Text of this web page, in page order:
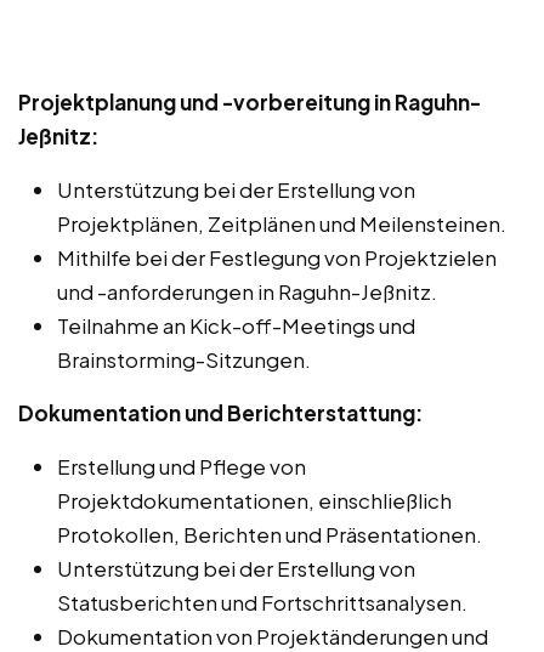
Projektplanung und -vorbereitung in Raguhn-
Jeßnitz:
Unterstützung bei der Erstellung von
Projektplänen, Zeitplänen und Meilensteinen.
Mithilfe bei der Festlegung von Projektzielen
und -anforderungen in Raguhn-Jeßnitz.
Teilnahme an Kick-off-Meetings und
Brainstorming-Sitzungen.
Dokumentation und Berichterstattung:
Erstellung und Pflege von
Projektdokumentationen, einschließlich
Protokollen, Berichten und Präsentationen.
Unterstützung bei der Erstellung von
Statusberichten und Fortschrittsanalysen.
Dokumentation von Projektänderungen und